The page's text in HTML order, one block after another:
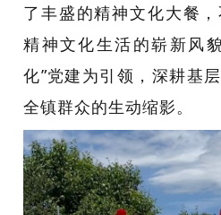
了丰盛的精神文化大餐
精神文化生活的崭新风
化”党建为引领，深耕基
全镇群众的生动缩影。